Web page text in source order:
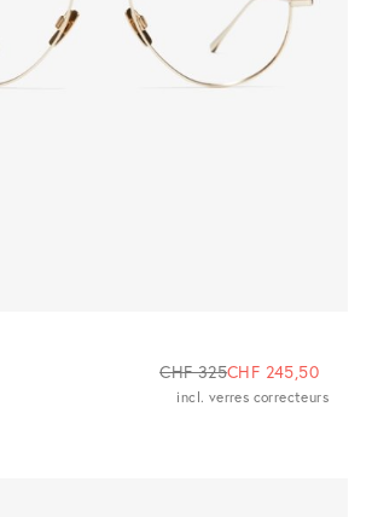
CHF 325CHF 245,50
incl. verres correcteurs